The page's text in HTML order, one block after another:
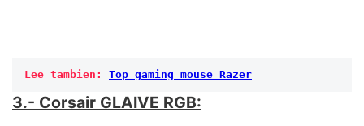
Lee tambien: Top gaming mouse Razer
3.- Corsair GLAIVE RGB: